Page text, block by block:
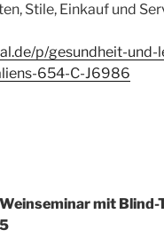
Stile, Einkauf und
p/gesundheit-und-
654-C-J6986
mit Blind-